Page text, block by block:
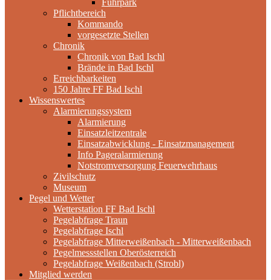
Fuhrpark
Pflichtbereich
Kommando
vorgesetzte Stellen
Chronik
Chronik von Bad Ischl
Brände in Bad Ischl
Erreichbarkeiten
150 Jahre FF Bad Ischl
Wissenswertes
Alarmierungssystem
Alarmierung
Einsatzleitzentrale
Einsatzabwicklung - Einsatzmanagement
Info Pageralarmierung
Notstromversorgung Feuerwehrhaus
Zivilschutz
Museum
Pegel und Wetter
Wetterstation FF Bad Ischl
Pegelabfrage Traun
Pegelabfrage Ischl
Pegelabfrage Mitterweißenbach - Mitterweißenbach
Pegelmessstellen Oberösterreich
Pegelabfrage Weißenbach (Strobl)
Mitglied werden